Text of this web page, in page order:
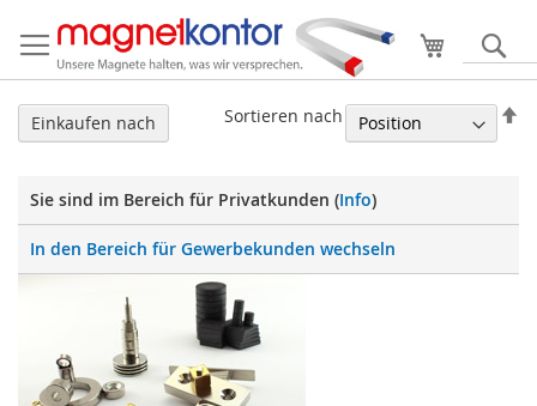
Mein
Sortieren nach
Sie sind im Bereich für Privatkunden (Info)
In den Bereich für Gewerbekunden wechseln
Einkaufen nach